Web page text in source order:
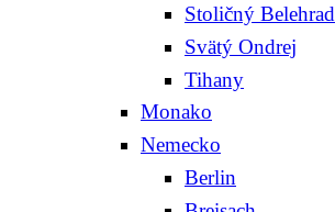
Stoličný Belehrad
Svätý Ondrej
Tihany
Monako
Nemecko
Berlin